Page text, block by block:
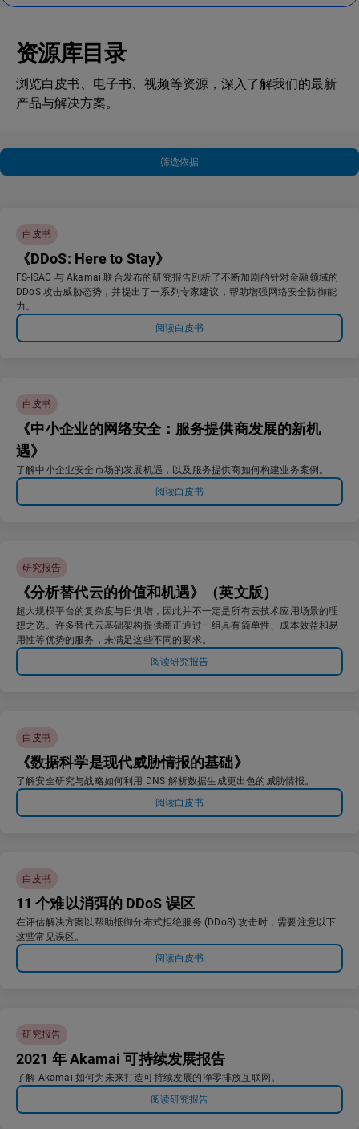
资源库目录
浏览白皮书、电子书、视频等资源，深入了解我们的最新
产品与解决方案。
筛选依据
白皮书
《DDoS: Here to Stay》
FS-ISAC 与 Akamai 联合发布的研究报告剖析了不断加剧的针对金融领域的
DDoS 攻击威胁态势，并提出了一系列专家建议，帮助增强网络安全防御能
力。
阅读白皮书
白皮书
《中小企业的网络安全：服务提供商发展的新机
遇》
了解中小企业安全市场的发展机遇，以及服务提供商如何构建业务案例。
阅读白皮书
研究报告
《分析替代云的价值和机遇》（英文版）
超大规模平台的复杂度与日俱增，因此并不一定是所有云技术应用场景的理
想之选。许多替代云基础架构提供商正通过一组具有简单性、成本效益和易
用性等优势的服务，来满足这些不同的要求。
阅读研究报告
白皮书
《数据科学是现代威胁情报的基础》
了解安全研究与战略如何利用 DNS 解析数据生成更出色的威胁情报。
阅读白皮书
白皮书
11 个难以消弭的 DDoS 误区
在评估解决方案以帮助抵御分布式拒绝服务 (DDoS) 攻击时，需要注意以下
这些常见误区。
阅读白皮书
研究报告
2021 年 Akamai 可持续发展报告
了解 Akamai 如何为未来打造可持续发展的净零排放互联网。
阅读研究报告